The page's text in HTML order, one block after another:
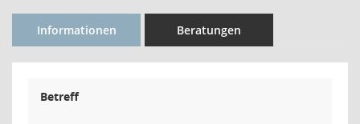
Informationen Beratungen
Betreff